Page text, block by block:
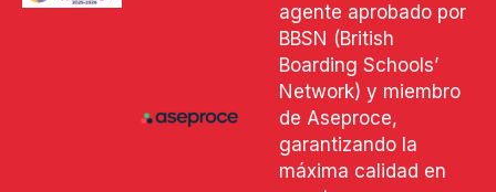
agente aprobado por
BBSN (British
Boarding Schools’
Network) y miembro
de Aseproce,
garantizando la
máxima calidad en